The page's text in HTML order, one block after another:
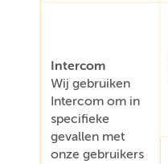
Intercom
Wij gebruiken
Intercom om in
specifieke
gevallen met
onze gebruikers